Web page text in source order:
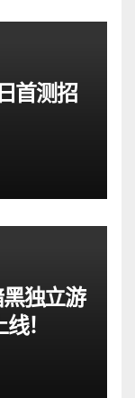
首测招
独立游
！